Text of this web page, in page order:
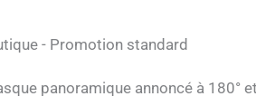
panoramique annoncé à 180°